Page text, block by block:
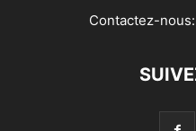
Contactez-nous: